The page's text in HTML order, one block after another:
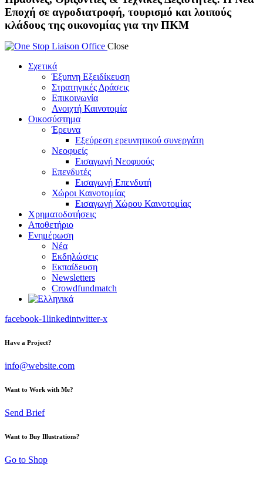
Εποχή σε αγροδιατροφή, τουρισμό και λοιπούς
κλάδους της οικονομίας για την ΠΚΜ
Close
Σχετικά
Έξυπνη Εξειδίκευση
Στρατηγικές Δράσεις
Επικοινωνία
Ανοιχτή Καινοτομία
Οικοσύστημα
Έρευνα
Εξεύρεση ερευνητικού συνεργάτη
Νεοφυείς
Εισαγωγή Νεοφυούς
Επενδυτές
Εισαγωγή Επενδυτή
Χώροι Καινοτομίας
Εισαγωγή Χώρου Καινοτομίας
Χρηματοδοτήσεις
Αποθετήριο
Ενημέρωση
Νέα
Εκδηλώσεις
Εκπαίδευση
Newsletters
Crowdfundmatch
facebook-1linkedintwitter-x
Have a Project?
info@website.com
Want to Work with Me?
Send Brief
Want to Buy Illustrations?
Go to Shop